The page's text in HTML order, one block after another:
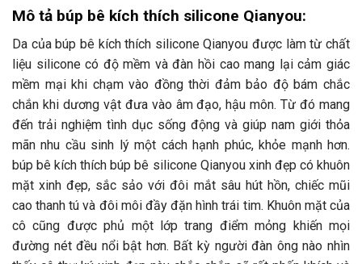
Mô tả búp bê kích thích silicone Qianyou:
Da của búp bê kích thích silicone Qianyou được làm từ chất
liệu silicone có độ mềm và đàn hồi cao mang lại cảm giác
mềm mại khi chạm vào đồng thời đảm bảo độ bám chắc
chắn khi dương vật đưa vào âm đạo, hậu môn. Từ đó mang
đến trải nghiệm tình dục sống động và giúp nam giới thỏa
mãn nhu cầu sinh lý một cách hạnh phúc, khỏe mạnh hơn.
búp bê kích thích búp bê silicone Qianyou xinh đẹp có khuôn
mặt xinh đẹp, sắc sảo với đôi mắt sâu hút hồn, chiếc mũi
cao thanh tú và đôi môi đầy đặn hình trái tim. Khuôn mặt của
cô cũng được phủ một lớp trang điểm mỏng khiến mọi
đường nét đều nổi bật hơn. Bất kỳ người đàn ông nào nhìn